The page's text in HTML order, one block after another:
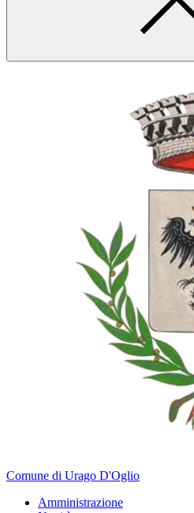
Comune di Urago D'Oglio
Amministrazione